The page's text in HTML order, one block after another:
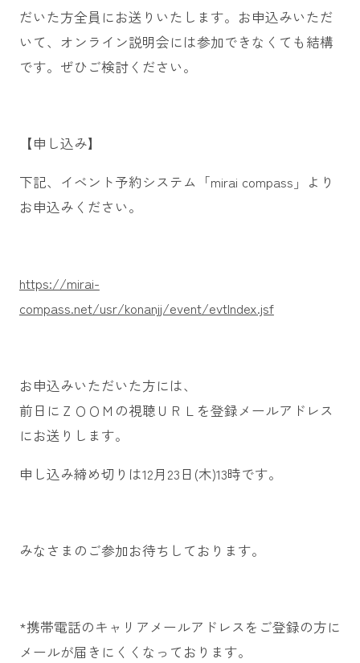
だいた方全員にお送りいたします。お申込みいただ
いて、オンライン説明会には参加できなくても結構
です。ぜひご検討ください。
【申し込み】
下記、イベント予約システム「mirai compass」より
お申込みください。
https://mirai-
compass.net/usr/konanjj/event/evtIndex.jsf
お申込みいただいた方には、
前日にＺＯＯＭの視聴ＵＲＬを登録メールアドレス
にお送りします。
申し込み締め切りは12月23日(木)13時です。
みなさまのご参加お待ちしております。
*携帯電話のキャリアメールアドレスをご登録の方に
メールが届きにくくなっております。